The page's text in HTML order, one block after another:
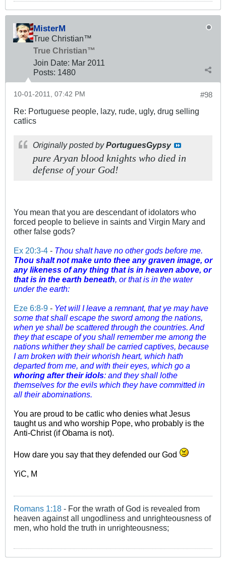
MisterM
True Christian™
True Christian™
Join Date: Mar 2011
Posts: 1480
#98
10-01-2011, 07:42 PM
Re: Portuguese people, lazy, rude, ugly, drug selling
catlics
Originally posted byPortuguesGypsy
pure Aryan blood knights who died in
defense of your God!
You mean that you are descendant of idolators who
forced people to believe in saints and Virgin Mary and
other false gods?
Ex 20:3-4 - Thou shalt have no other gods before me.
Thou shalt not make unto thee any graven image, or
any likeness of any thing thatis in heaven above, or
thatis in the earth beneath, or thatis in the water
under the earth:
Eze 6:8-9 - Yet will I leave a remnant, that ye may have
some that shall escape the sword among the nations,
when ye shall be scattered through the countries. And
they that escape of you shall remember me among the
nations whither they shall be carried captives, because
I am broken with their whorish heart, which hath
departed from me, and with their eyes, which go a
whoring after their idols: and they shall lothe
themselves for the evils which they have committed in
all their abominations.
You are proud to be catlic who denies what Jesus
taught us and who worship Pope, who probably is the
Anti-Christ (if Obama is not).
How dare you say that they defended our God
YiC, M
Romans 1:18 - For the wrath of God is revealed from
heaven against all ungodliness and unrighteousness of
men, who hold the truth in unrighteousness;